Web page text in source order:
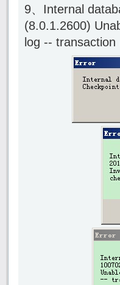
9、Internal
(8.0.1.2600)
log -- transaction